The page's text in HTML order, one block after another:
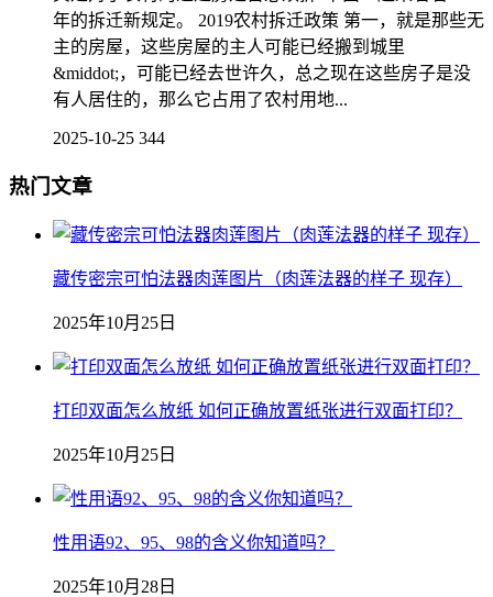
年的拆迁新规定。 2019农村拆迁政策 第一，就是那些无
主的房屋，这些房屋的主人可能已经搬到城里
&middot;，可能已经去世许久，总之现在这些房子是没
有人居住的，那么它占用了农村用地...
2025-10-25 344
热门文章
藏传密宗可怕法器肉莲图片（肉莲法器的样子 现存）
2025年10月25日
打印双面怎么放纸 如何正确放置纸张进行双面打印？
2025年10月25日
性用语92、95、98的含义你知道吗？
2025年10月28日